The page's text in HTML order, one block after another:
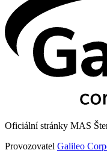
Oficiální stránky MAS
Provozovatel Galileo